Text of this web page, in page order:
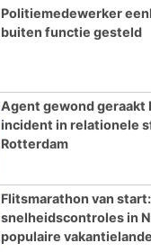
Politiemedewerker
buiten functie gesteld
Agent gewond geraakt
incident in relationele
Rotterdam
Flitsmarathon van
snelheidscontroles in
populaire